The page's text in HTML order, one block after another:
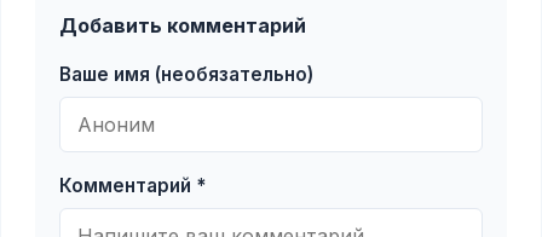
Добавить комментарий
Ваше имя (необязательно)
Комментарий *